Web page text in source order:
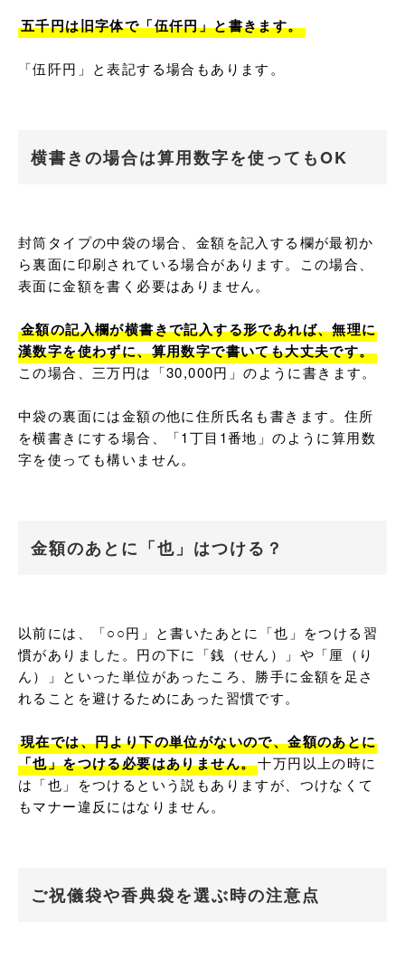
五千円は旧字体で「伍仟円」と書きます。
「伍阡円」と表記する場合もあります。
横書きの場合は算用数字を使ってもOK
封筒タイプの中袋の場合、金額を記入する欄が最初か
ら裏面に印刷されている場合があります。この場合、
表面に金額を書く必要はありません。
金額の記入欄が横書きで記入する形であれば、無理に
漢数字を使わずに、算用数字で書いても大丈夫です。
この場合、三万円は「30,000円」のように書きます。
中袋の裏面には金額の他に住所氏名も書きます。住所
を横書きにする場合、「1丁目1番地」のように算用数
字を使っても構いません。
金額のあとに「也」はつける？
以前には、「○○円」と書いたあとに「也」をつける習
慣がありました。円の下に「銭（せん）」や「厘（り
ん）」といった単位があったころ、勝手に金額を足さ
れることを避けるためにあった習慣です。
現在では、円より下の単位がないので、金額のあとに
「也」をつける必要はありません。十万円以上の時に
は「也」をつけるという説もありますが、つけなくて
もマナー違反にはなりません。
ご祝儀袋や香典袋を選ぶ時の注意点